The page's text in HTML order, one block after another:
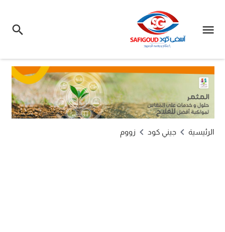
الرئيسية جيني كود زووم